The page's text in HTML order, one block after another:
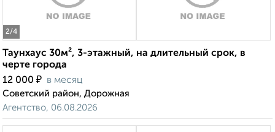
2/4
Таунхаус 30м², 3-этажный, на длительный срок, в
черте города
12 000 ₽ в месяц
Советский район, Дорожная
Агентство, 06.08.2026